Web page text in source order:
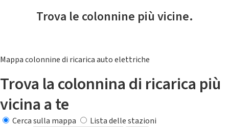
Trova le colonnine più vicine.
Mappa colonnine di ricarica auto elettriche
Trova la colonnina di ricarica più
vicina a te
Cerca sulla mappa
Lista delle stazioni